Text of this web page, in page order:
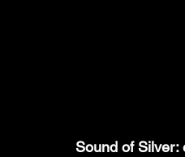
Sound of Silver: